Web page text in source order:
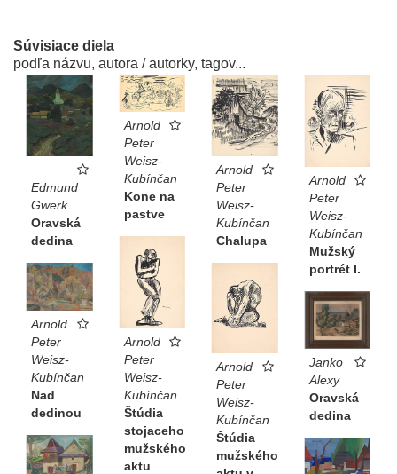
Súvisiace diela
podľa názvu, autora / autorky, tagov...
Edmund
Gwerk
Oravská
dedina
Arnold
Peter
Weisz-
Kubínčan
Kone na
pastve
Arnold
Peter
Weisz-
Kubínčan
Chalupa
Arnold
Peter
Weisz-
Kubínčan
Mužský
portrét I.
Arnold
Peter
Weisz-
Kubínčan
Štúdia
stojaceho
mužského
aktu
Arnold
Peter
Weisz-
Kubínčan
Štúdia
mužského
Arnold
Peter
Weisz-
Kubínčan
Nad
dedinou
Janko
Alexy
Oravská
dedina